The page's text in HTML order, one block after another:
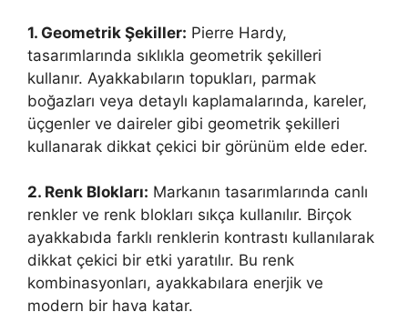
1. Geometrik Şekiller: Pierre Hardy,
tasarımlarında sıklıkla geometrik şekilleri
kullanır. Ayakkabıların topukları, parmak
boğazları veya detaylı kaplamalarında, kareler,
üçgenler ve daireler gibi geometrik şekilleri
kullanarak dikkat çekici bir görünüm elde eder.
2. Renk Blokları: Markanın tasarımlarında canlı
renkler ve renk blokları sıkça kullanılır. Birçok
ayakkabıda farklı renklerin kontrastı kullanılarak
dikkat çekici bir etki yaratılır. Bu renk
kombinasyonları, ayakkabılara enerjik ve
modern bir hava katar.